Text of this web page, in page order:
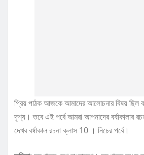
প্রিয় পাঠক আজকে আমাদের আলোচনার বিষয় ছিল
দৃশ্য। তবে এই পর্বে আমরা আপনাদের বর্ষাকালার
দেখব বর্ষাকাল রচনা ক্লাস 10 । নিচের পর্বে।